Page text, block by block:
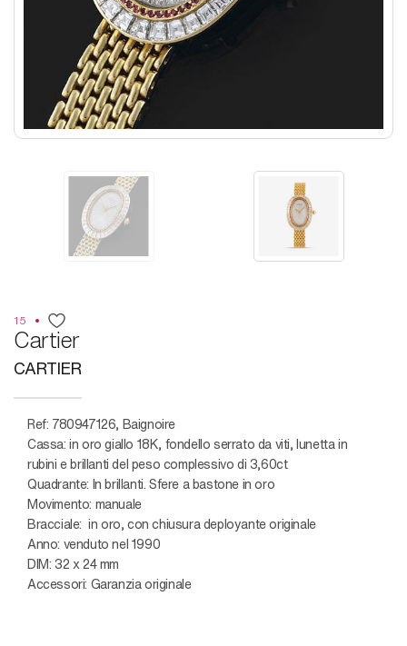
15
Cartier
CARTIER
Ref: 780947126, Baignoire
Cassa: in oro giallo 18K, fondello serrato da viti, lunetta in
rubini e brillanti del peso complessivo di 3,60ct
Quadrante: In brillanti. Sfere a bastone in oro
Movimento: manuale
Bracciale: in oro, con chiusura deployante originale
Anno: venduto nel 1990
DIM: 32 x 24 mm
Accessori: Garanzia originale